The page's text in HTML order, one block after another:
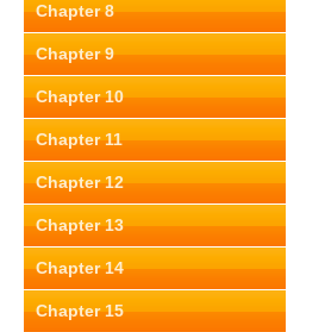
Chapter 8
Chapter 9
Chapter 10
Chapter 11
Chapter 12
Chapter 13
Chapter 14
Chapter 15